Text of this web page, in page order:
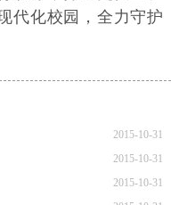
代化校园，全力守护
2015-10-31
2015-10-31
2015-10-31